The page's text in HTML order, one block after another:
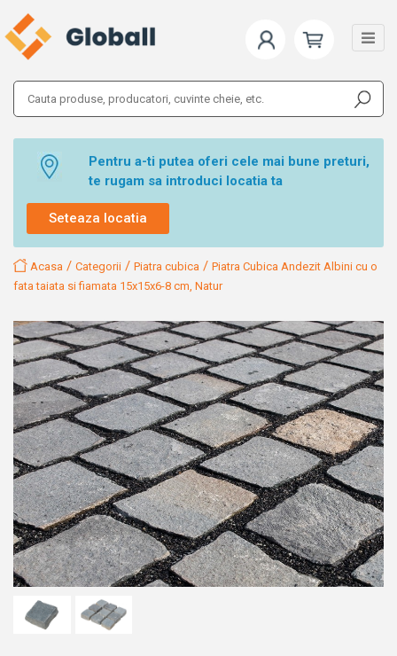
Pentru a-ti putea oferi cele mai bune preturi,
te rugam sa introduci locatia ta
Seteaza locatia
Acasa /Categorii /Piatra cubica /Piatra Cubica Andezit Albini cu o
fata taiata si fiamata 15x15x6-8 cm, Natur